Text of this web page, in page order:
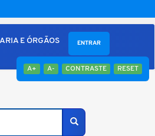
A+ A- CONTRASTE RESET
E ÓRGÃOS
Buscar
ENTRAR